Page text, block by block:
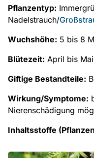
Pflanzentyp:
Nadelstrauch/
Wuchshöhe: 5 bis 8
Blütezeit: April bis Mai
Giftige Bestandteile:
Wirkung/Symptome:
Nierenschädigung
Inhaltsstoffe